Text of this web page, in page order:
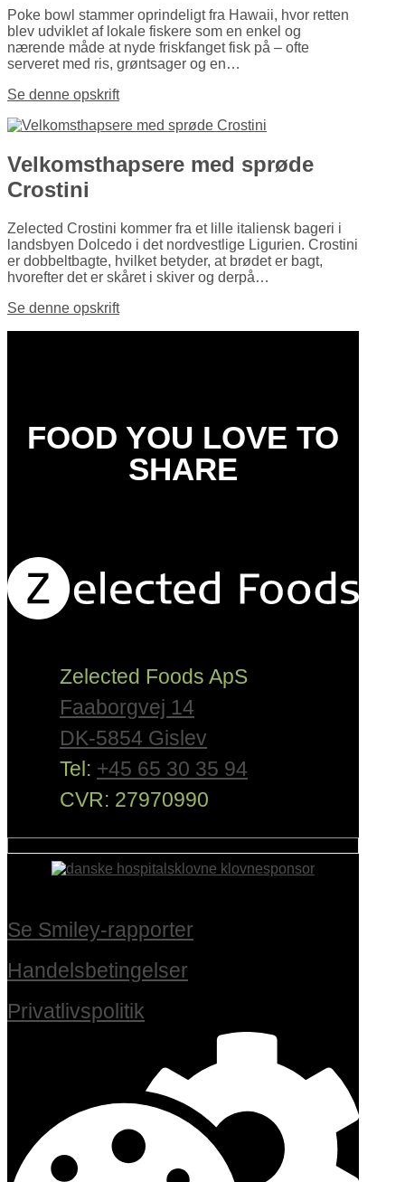
Poke bowl stammer oprindeligt fra Hawaii, hvor retten
blev udviklet af lokale fiskere som en enkel og
nærende måde at nyde friskfanget fisk på – ofte
serveret med ris, grøntsager og en…
Se denne opskrift
Velkomsthapsere med sprøde
Crostini
Zelected Crostini kommer fra et lille italiensk bageri i
landsbyen Dolcedo i det nordvestlige Ligurien. Crostini
er dobbelt­bagte, hvilket betyder, at brødet er bagt,
hvorefter det er skåret i skiver og derpå…
Se denne opskrift
FOOD YOU LOVE TO
SHARE
Zelected Foods ApS
Faaborgvej 14
DK-5854 Gislev
Tel: +45 65 30 35 94
CVR: 27970990
Se Smiley-rapporter
Handelsbetingelser
Privatlivspolitik